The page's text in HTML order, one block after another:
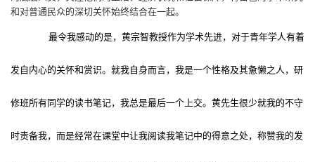
和对普通民众的深切关怀始终结合在一起。
最令我感动的是，黄宗智教授作为学术先进，对于青年学人有着
发自内心的关怀和赏识。就我自身而言，我是一个性格及其惫懒之人，研
修班所有同学的读书笔记，我总是最后一个上交。黄先生很少就我的不守
时责备我，而是经常在课堂中让我阅读我笔记中的得意之处，称赞我的发